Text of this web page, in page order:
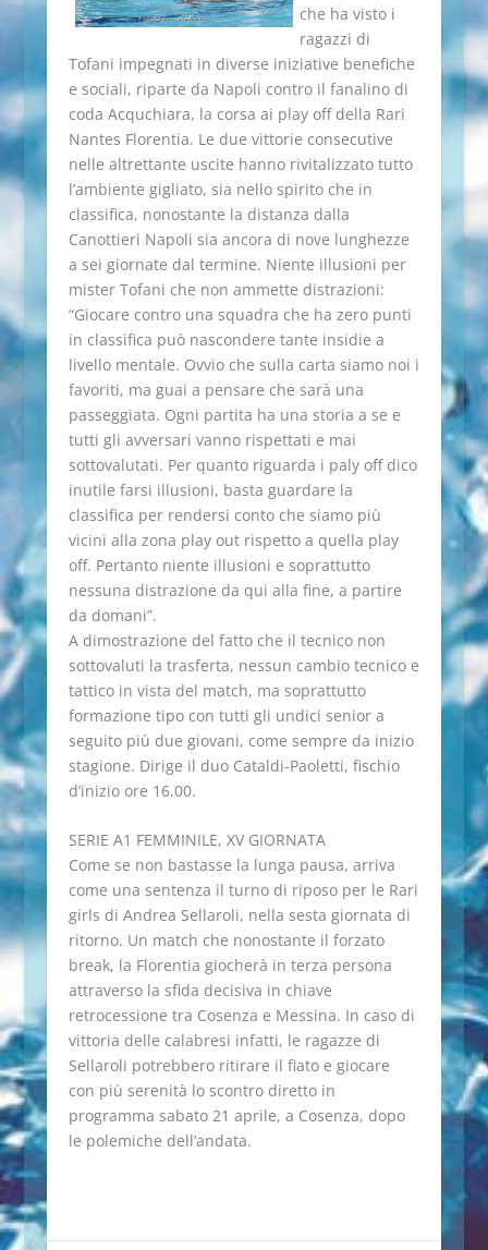
che ha visto i
ragazzi di
Tofani impegnati in diverse iniziative benefiche
e sociali, riparte da Napoli contro il fanalino di
coda Acquchiara, la corsa ai play off della Rari
Nantes Florentia. Le due vittorie consecutive
nelle altrettante uscite hanno rivitalizzato tutto
l’ambiente gigliato, sia nello spirito che in
classifica, nonostante la distanza dalla
Canottieri Napoli sia ancora di nove lunghezze
a sei giornate dal termine. Niente illusioni per
mister Tofani che non ammette distrazioni:
“Giocare contro una squadra che ha zero punti
in classifica può nascondere tante insidie a
livello mentale. Ovvio che sulla carta siamo noi i
favoriti, ma guai a pensare che sarà una
passeggiata. Ogni partita ha una storia a se e
tutti gli avversari vanno rispettati e mai
sottovalutati. Per quanto riguarda i paly off dico
inutile farsi illusioni, basta guardare la
classifica per rendersi conto che siamo più
vicini alla zona play out rispetto a quella play
off. Pertanto niente illusioni e soprattutto
nessuna distrazione da qui alla fine, a partire
da domani”.
A dimostrazione del fatto che il tecnico non
sottovaluti la trasferta, nessun cambio tecnico e
tattico in vista del match, ma soprattutto
formazione tipo con tutti gli undici senior a
seguito più due giovani, come sempre da inizio
stagione. Dirige il duo Cataldi-Paoletti, fischio
d’inizio ore 16.00.
SERIE A1 FEMMINILE, XV GIORNATA
Come se non bastasse la lunga pausa, arriva
come una sentenza il turno di riposo per le Rari
girls di Andrea Sellaroli, nella sesta giornata di
ritorno. Un match che nonostante il forzato
break, la Florentia giocherà in terza persona
attraverso la sfida decisiva in chiave
retrocessione tra Cosenza e Messina. In caso di
vittoria delle calabresi infatti, le ragazze di
Sellaroli potrebbero ritirare il fiato e giocare
con più serenità lo scontro diretto in
programma sabato 21 aprile, a Cosenza, dopo
le polemiche dell’andata.